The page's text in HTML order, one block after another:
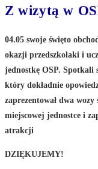
Z wizytą w
04.05 swoje święto
okazji przedszkolaki i
jednostkę OSP. Spotkali
który dokładnie
zaprezentował dwa
miejscowej jednostce i
atrakcji
DZIĘKUJEMY!